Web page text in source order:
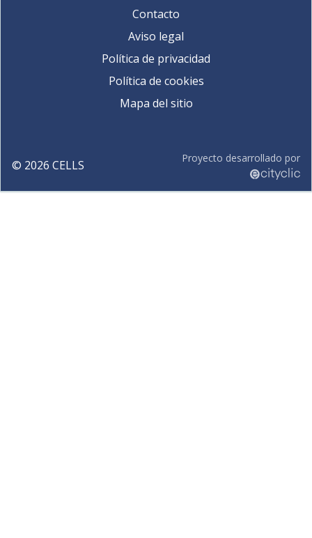
Contacto
Aviso legal
Política de privacidad
Política de cookies
Mapa del sitio
© 2026 CELLS Proyecto desarrollado por